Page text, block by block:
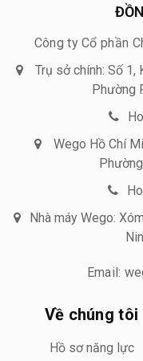
Công ty Cổ phần
Trụ sở chính: Số 1,
Phường
Wego Hồ Chí
Nhà máy Wego:
Email:
Về chúng tôi
Hồ sơ năng lực